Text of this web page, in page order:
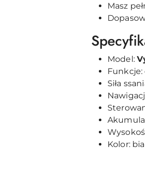
Masz
Model:
Funkcje:
Siła
Kolor: